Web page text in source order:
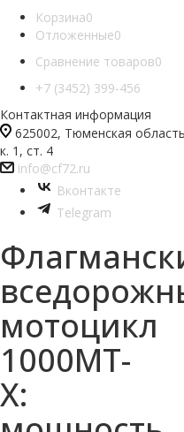
Корзина0
Отложенные0
Сравнение товаров0
+7 (3452) 399-456
Контактная информация
625002, Тюменская
к. 1, ст. 4
info@cf72.ru
Вконтакте
Telegram
мотоцикл
1000MT-
X: